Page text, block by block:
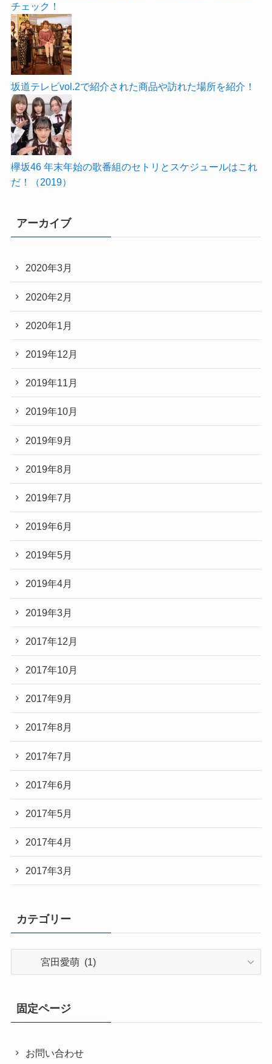
チェック！
坂道テレビvol.2で紹介された商品や訪れた場所を紹介！
欅坂46 年末年始の歌番組のセトリとスケジュールはこれ
だ！（2019）
アーカイブ
2020年3月
2020年2月
2020年1月
2019年12月
2019年11月
2019年10月
2019年9月
2019年8月
2019年7月
2019年6月
2019年5月
2019年4月
2019年3月
2017年12月
2017年10月
2017年9月
2017年8月
2017年7月
2017年6月
2017年5月
2017年4月
2017年3月
カテゴリー
リ
ー
固定ページ
お問い合わせ